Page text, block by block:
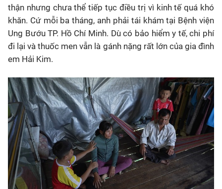
thận nhưng chưa thể tiếp tục điều trị vì kinh tế quá khó
khăn. Cứ mỗi ba tháng, anh phải tái khám tại Bệnh viện
Ung Bướu TP. Hồ Chí Minh. Dù có bảo hiểm y tế, chi phí
đi lại và thuốc men vẫn là gánh nặng rất lớn của gia đình
em Hải Kim.